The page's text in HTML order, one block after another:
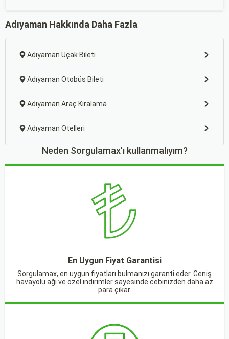
Adıyaman Hakkında Daha Fazla
Adıyaman Uçak Bileti
Adıyaman Otobüs Bileti
Adıyaman Araç Kiralama
Adıyaman Otelleri
Neden Sorgulamax'ı kullanmalıyım?
En Uygun Fiyat Garantisi
Sorgulamax, en uygun fiyatları bulmanızı garanti eder. Geniş
havayolu ağı ve özel indirimler sayesinde cebinizden daha az
para çıkar.